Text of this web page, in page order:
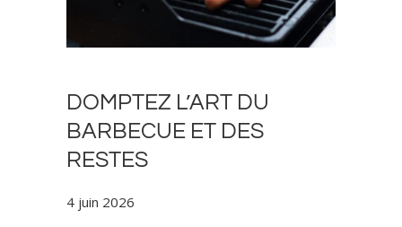
DOMPTEZ L’ART DU
BARBECUE ET DES
RESTES
4 juin 2026